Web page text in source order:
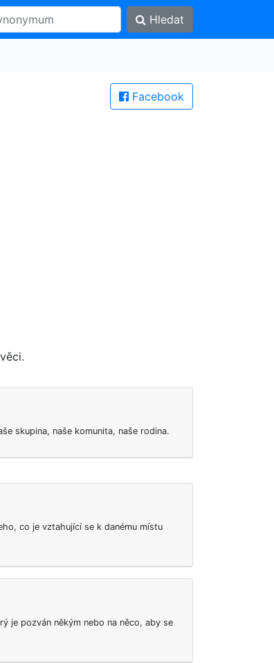
Hledat
Facebook
skupina, naše komunita, naše rodina.
co je vztahující se k danému místu
je pozván někým nebo na něco, aby se